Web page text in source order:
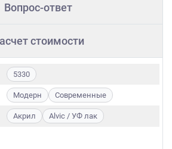
Вопрос-ответ
стоимости
5330
Модерн Современные
Акрил Alvic / УФ лак